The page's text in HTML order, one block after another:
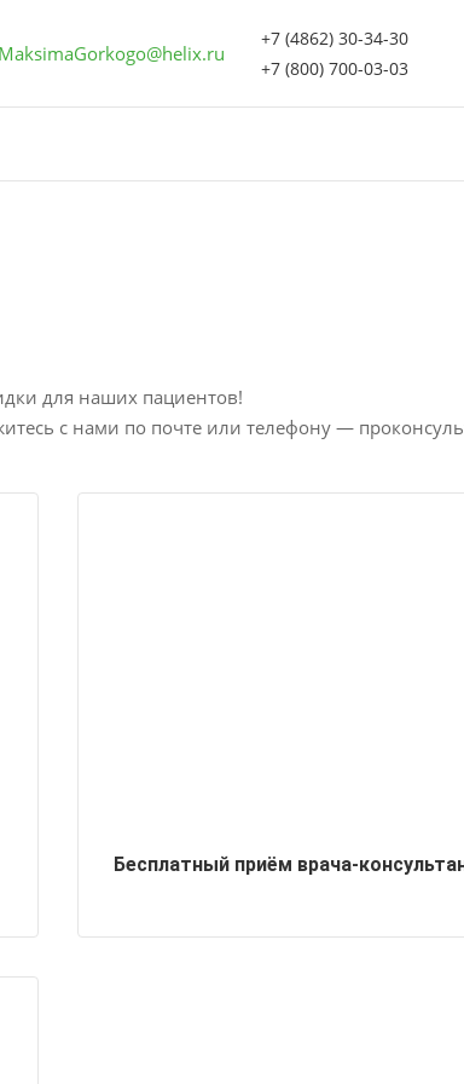
+7 (4862) 30-34-30
+7 (800) 700-03-03
для наших пациентов!
с нами по почте или телефону —
Бесплатный приём врача-